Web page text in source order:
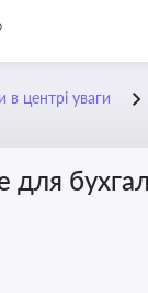
в центрі уваги
для